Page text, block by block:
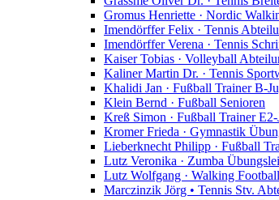
Gromus Henriette · Nordic
Imendörffer Felix · Tennis
Imendörffer Verena · Tennis
Kaiser Tobias · Volleyball
Kaliner Martin Dr. · Tennis
Khalidi Jan · Fußball Trainer B-
Klein Bernd · Fußball Senioren
Kreß Simon · Fußball Trainer E2-
Kromer Frieda · Gymnastik
Lieberknecht Philipp · Fußball
Lutz Veronika · Zumba
Lutz Wolfgang · Walking Football
Marczinzik Jörg • Tennis Stv.